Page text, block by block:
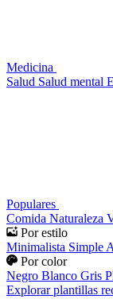
Medicina
Salud Salud mental
Populares
Comida Naturaleza
Por estilo
Minimalista Simple
Por color
Negro Blanco Gris
Explorar plantillas